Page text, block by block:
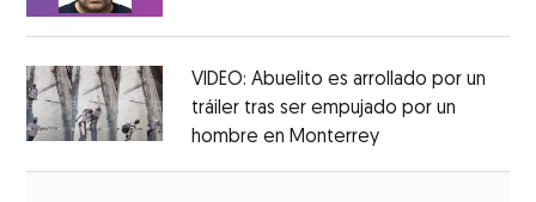
VIDEO: Abuelito es arrollado por un
tráiler tras ser empujado por un
hombre en MonterreyOpens in new